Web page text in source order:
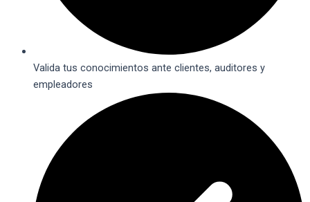
Valida tus conocimientos ante clientes, auditores y
empleadores